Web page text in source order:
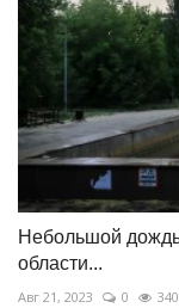
Небольшой
области...
Авг 21, 2023 0 340